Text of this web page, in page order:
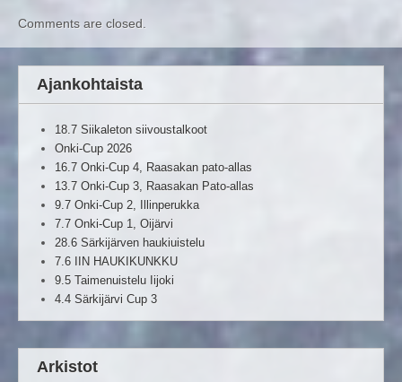
Comments are closed.
Ajankohtaista
18.7 Siikaleton siivoustalkoot
Onki-Cup 2026
16.7 Onki-Cup 4, Raasakan pato-allas
13.7 Onki-Cup 3, Raasakan Pato-allas
9.7 Onki-Cup 2, Illinperukka
7.7 Onki-Cup 1, Oijärvi
28.6 Särkijärven haukiuistelu
7.6 IIN HAUKIKUNKKU
9.5 Taimenuistelu Iijoki
4.4 Särkijärvi Cup 3
Arkistot